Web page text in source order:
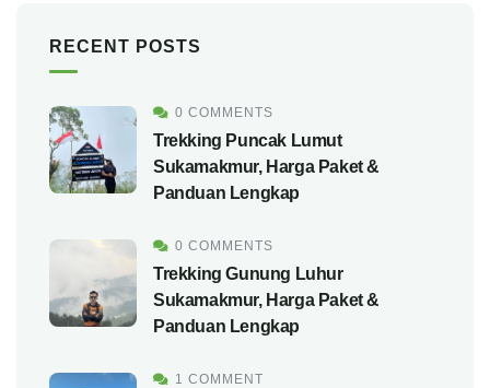
RECENT POSTS
0 COMMENTS
Trekking Puncak Lumut
Sukamakmur, Harga Paket &
Panduan Lengkap
0 COMMENTS
Trekking Gunung Luhur
Sukamakmur, Harga Paket &
Panduan Lengkap
1 COMMENT